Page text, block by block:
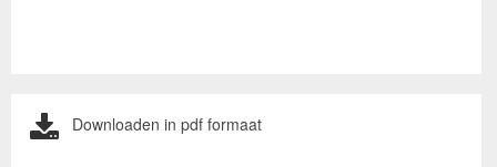
Downloaden in pdf formaat